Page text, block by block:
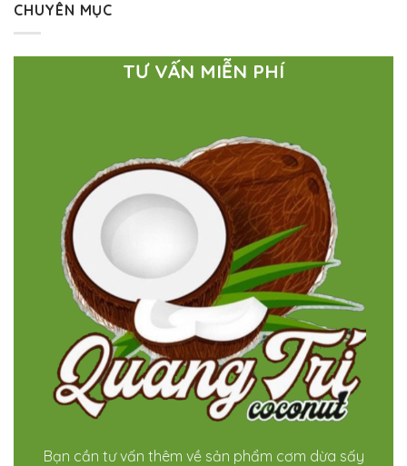
CHUYÊN MỤC
TƯ VẤN MIỄN PHÍ
Bạn cần tư vấn thêm về sản phẩm cơm dừa sấy